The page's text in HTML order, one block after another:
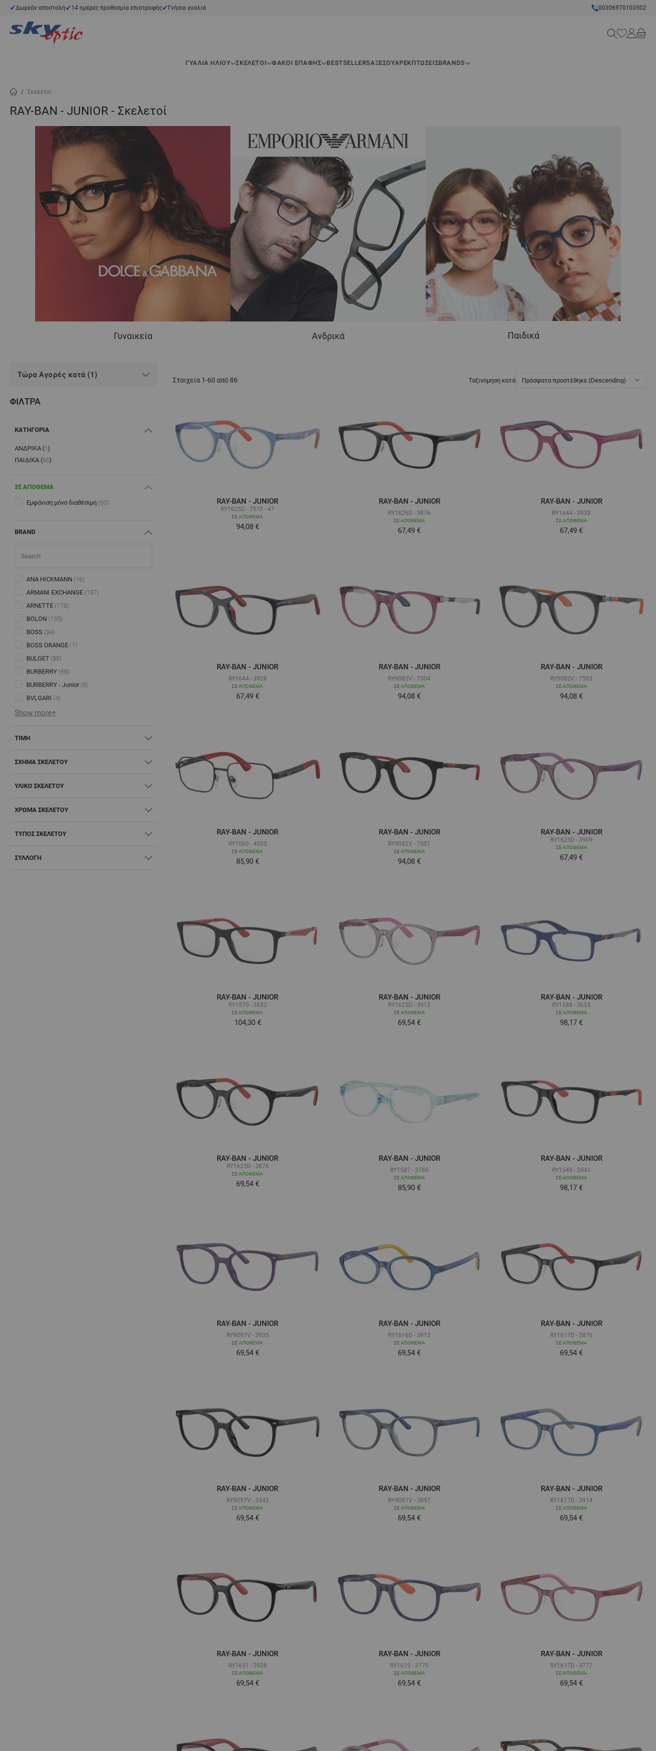
Μετάβαση στο περιεχόμενο
Δωρεάν αποστολή 14 ημέρες προθεσμία επιστροφής Γνήσια γυαλιά 00306970103502
Search
ΓΥΑΛΙΆ ΗΛΊΟΥ ΣΚΕΛΕΤΟΊ ΦΑΚΟΙ ΕΠΑΦΗΣ BESTSELLERSΑΞΕΣΟΥΆΡΕΚΠΤΏΣΕΙΣBRANDS
/ Σκελετοί
RAY-BAN - JUNIOR - Σκελετοί
Γυναικεία Ανδρικά Παιδικά
Τώρα Αγορές κατά (1)
ΦΊΛΤΡΑ
ΚΑΤΗΓΟΡΊΑ
ΑΝΔΡΙΚΆ (1
PRODUCTS AVAILABLE
)
ΠΑΙΔΙΚΆ (86
PRODUCTS AVAILABLE
)
ΣΕ ΑΠΟΘΕΜΑ
Εμφάνιση μόνο διαθέσιμη (60)
BRAND
ANA HICKMANN (16)
ARMANI EXCHANGE (157)
ARNETTE (178)
BOLON (135)
BOSS (84)
BOSS ORANGE (1)
BULGET (88)
BURBERRY (68)
BURBERRY - Junior (8)
BVLGARI (4)
Show more+
ΤΙΜΉ
ΣΧΉΜΑ ΣΚΕΛΕΤΟΎ
ΥΛΙΚΌ ΣΚΕΛΕΤΟΎ
ΧΡΏΜΑ ΣΚΕΛΕΤΟΎ
ΤΎΠΟΣ ΣΚΕΛΕΤΟΎ
ΣΥΛΛΟΓΗ
Στοιχεία 1-60 από 86 Ταξινόμηση κατά
RAY-BAN - JUNIOR
RY1625D - 7510 - 47
ΣΕ ΑΠΌΘΕΜΑ
94,08 €
RAY-BAN - JUNIOR
RY1626D - 3876
ΣΕ ΑΠΌΘΕΜΑ
Τόσο χαμηλά όσο
67,49 €
RAY-BAN - JUNIOR
RY1644 - 3933
ΣΕ ΑΠΌΘΕΜΑ
Τόσο χαμηλά όσο
67,49 €
RAY-BAN - JUNIOR
RY1644 - 3928
ΣΕ ΑΠΌΘΕΜΑ
Τόσο χαμηλά όσο
67,49 €
RAY-BAN - JUNIOR
RY9082V - 7504
ΣΕ ΑΠΌΘΕΜΑ
Τόσο χαμηλά όσο
94,08 €
RAY-BAN - JUNIOR
RY9082V - 7503
ΣΕ ΑΠΌΘΕΜΑ
Τόσο χαμηλά όσο
94,08 €
RAY-BAN - JUNIOR
RY1060 - 4005
ΣΕ ΑΠΌΘΕΜΑ
Τόσο χαμηλά όσο
85,90 €
RAY-BAN - JUNIOR
RY9082V - 7501
ΣΕ ΑΠΌΘΕΜΑ
Τόσο χαμηλά όσο
94,08 €
RAY-BAN - JUNIOR
RY1625D - 3909
ΣΕ ΑΠΌΘΕΜΑ
67,49 €
RAY-BAN - JUNIOR
RY1570 - 3652
ΣΕ ΑΠΌΘΕΜΑ
104,30 €
RAY-BAN - JUNIOR
RY1625D - 3912
ΣΕ ΑΠΌΘΕΜΑ
69,54 €
RAY-BAN - JUNIOR
RY1588 - 3655
ΣΕ ΑΠΌΘΕΜΑ
98,17 €
RAY-BAN - JUNIOR
RY1625D - 3876
ΣΕ ΑΠΌΘΕΜΑ
69,54 €
RAY-BAN - JUNIOR
RY1587 - 3769
ΣΕ ΑΠΌΘΕΜΑ
Τόσο χαμηλά όσο
85,90 €
RAY-BAN - JUNIOR
RY1549 - 3941
ΣΕ ΑΠΌΘΕΜΑ
Τόσο χαμηλά όσο
98,17 €
RAY-BAN - JUNIOR
RY9097V - 3935
ΣΕ ΑΠΌΘΕΜΑ
Τόσο χαμηλά όσο
69,54 €
RAY-BAN - JUNIOR
RY1616D - 3913
ΣΕ ΑΠΌΘΕΜΑ
Τόσο χαμηλά όσο
69,54 €
RAY-BAN - JUNIOR
RY1617D - 3876
ΣΕ ΑΠΌΘΕΜΑ
Τόσο χαμηλά όσο
69,54 €
RAY-BAN - JUNIOR
RY9097V - 3542
ΣΕ ΑΠΌΘΕΜΑ
69,54 €
RAY-BAN - JUNIOR
RY9097V - 3897
ΣΕ ΑΠΌΘΕΜΑ
69,54 €
RAY-BAN - JUNIOR
RY1617D - 3914
ΣΕ ΑΠΌΘΕΜΑ
69,54 €
RAY-BAN - JUNIOR
RY1631 - 3928
ΣΕ ΑΠΌΘΕΜΑ
Τόσο χαμηλά όσο
69,54 €
RAY-BAN - JUNIOR
RY1619 - 3775
ΣΕ ΑΠΌΘΕΜΑ
Τόσο χαμηλά όσο
69,54 €
RAY-BAN - JUNIOR
RY1617D - 3777
ΣΕ ΑΠΌΘΕΜΑ
Τόσο χαμηλά όσο
69,54 €